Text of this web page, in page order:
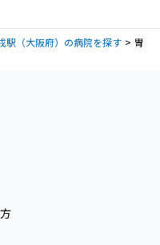
駅（大阪府）の病院を探す
胃